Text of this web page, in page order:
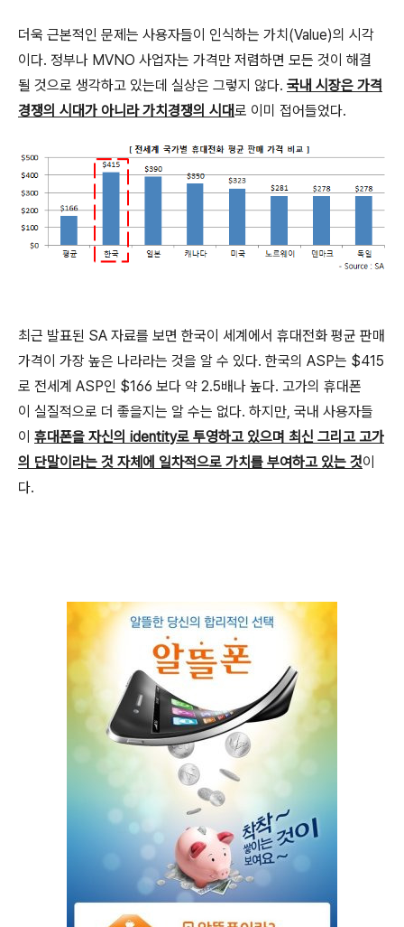
더욱 근본적인 문제는 사용자들이 인식하는 가치(Value)의 시각
이다. 정부나 MVNO 사업자는 가격만 저렴하면 모든 것이 해결
될 것으로 생각하고 있는데 실상은 그렇지 않다. 국내 시장은 가격
경쟁의 시대가 아니라 가치경쟁의 시대로 이미 접어들었다.
최근 발표된 SA 자료를 보면 한국이 세계에서 휴대전화 평균 판매
가격이 가장 높은 나라라는 것을 알 수 있다. 한국의 ASP는 $415
로 전세계 ASP인 $166 보다 약 2.5배나 높다. 고가의 휴대폰
이 실질적으로 더 좋을지는 알 수는 없다. 하지만, 국내 사용자들
이 휴대폰을 자신의 identity로 투영하고 있으며 최신 그리고 고가
의 단말이라는 것 자체에 일차적으로 가치를 부여하고 있는 것이
다.